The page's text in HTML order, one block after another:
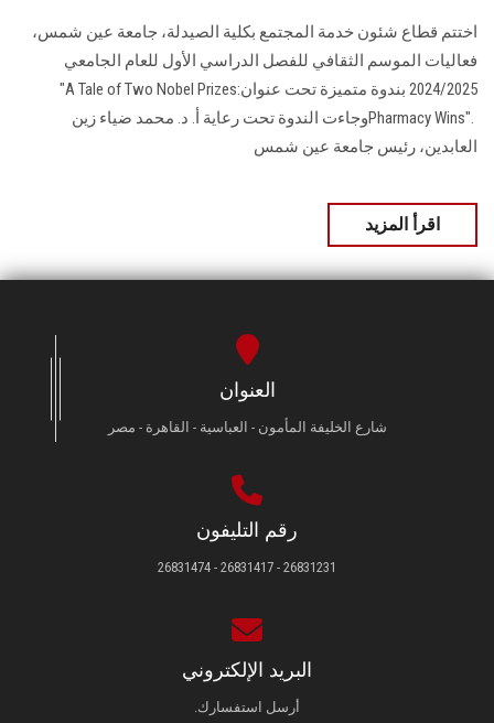
الزائـرون
سجل الان
اختتم قطاع شئون خدمة المجتمع بكلية الصيدلة، جامعة عين شمس،
فعاليات الموسم ‏الثقافي للفصل الدراسي الأول للعام الجامعي
2024/2025 بندوة متميزة تحت عنوان‎ "A Tale ‎of Two Nobel Prizes:
Pharmacy Wins". ‎وجاءت الندوة تحت رعاية أ. د. ‏محمد ضياء زين
العابدين، رئيس جامعة عين شمس
اقرأ المزيد
العنوان
شارع الخليفة المأمون - العباسية - القاهرة - مصر
رقم التليفون
26831231 - 26831417 - 26831474
البريد الإلكتروني
أرسل استفسارك.